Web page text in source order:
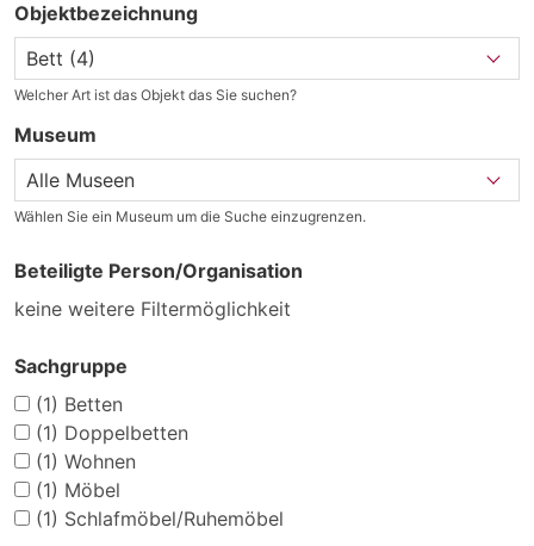
Objektbezeichnung
Welcher Art ist das Objekt das Sie suchen?
Museum
Wählen Sie ein Museum um die Suche einzugrenzen.
Beteiligte Person/Organisation
keine weitere Filtermöglichkeit
Sachgruppe
(1) Betten
(1) Doppelbetten
(1) Wohnen
(1) Möbel
(1) Schlafmöbel/Ruhemöbel